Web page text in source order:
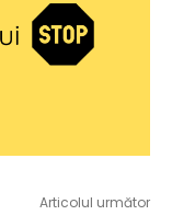
Articolul următor